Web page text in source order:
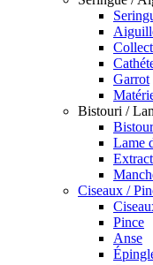
Garrot
Bistouri /
Lame
Ciseaux /
Pince
Anse